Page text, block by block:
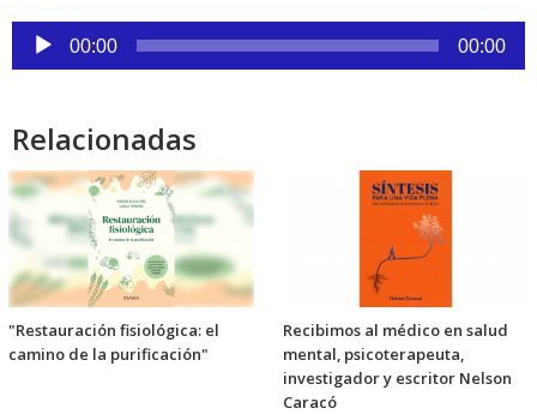
Reproductor
audio
00:00 00:00
Relacionadas
"Restauración fisiológica: el
camino de la purificación"
Recibimos al médico en salud
mental, psicoterapeuta,
investigador y escritor Nelson
Caracó